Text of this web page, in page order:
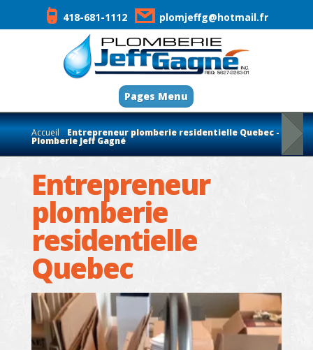
418-681-1112 plomjeffg@hotmail.fr
Pages Menu
Accueil Entrepreneur plomberie residentielle Quebec -
Plomberie Jeff Gagné
Entrepreneur
plomberie
residentielle
Quebec